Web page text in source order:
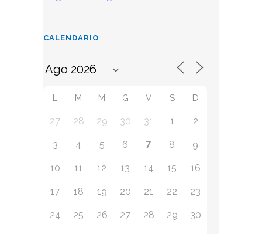
CALENDARIO
L M M G V S D
27 28 29 30 31 1 2
3 4 5 6 7 8 9
10 11 12 13 14 15 16
17 18 19 20 21 22 23
24 25 26 27 28 29 30